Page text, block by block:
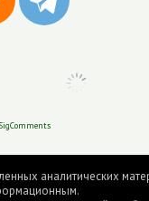
аналитических